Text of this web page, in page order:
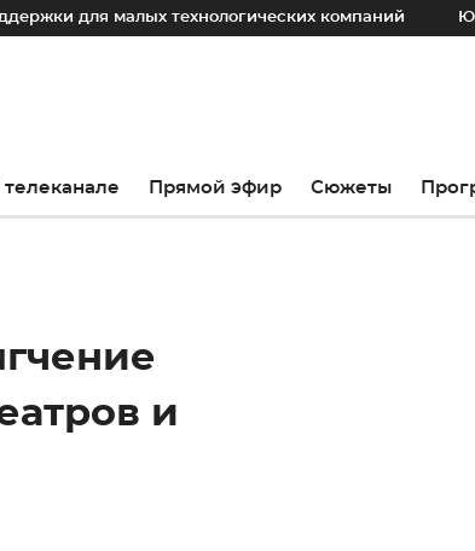
для малых технологических компаний Юрий
Прямой эфир Сюжеты
и